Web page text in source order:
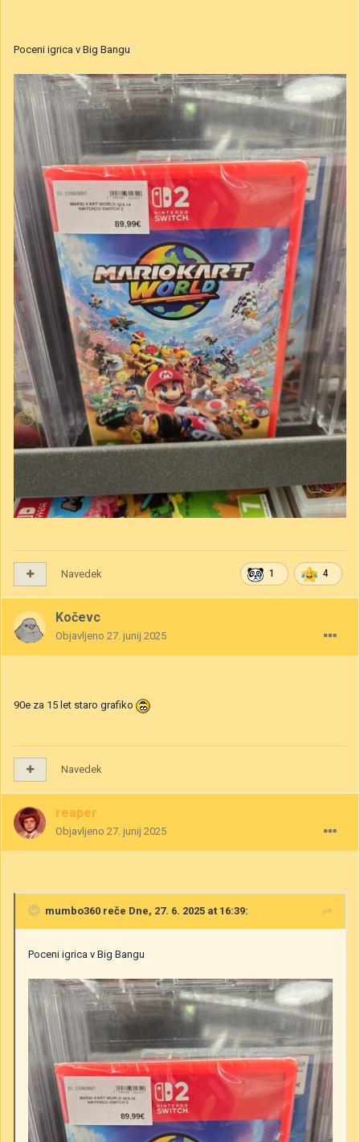
Poceni igrica v Big Bangu
1 4
Navedek
Kočevc
Objavljeno 27. junij 2025
90e za 15 let staro grafiko
Navedek
reaper
Objavljeno 27. junij 2025
mumbo360 reče Dne, 27. 6. 2025 at 16:39:
Poceni igrica v Big Bangu